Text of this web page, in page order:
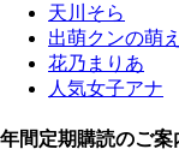
天川そら
出萌クンの萌
花乃まりあ
人気女子アナ
年間定期購読のご案